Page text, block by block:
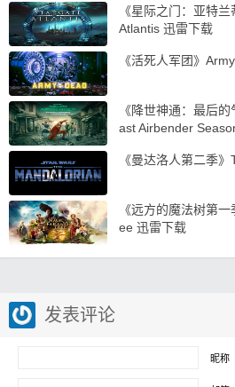
《星际之门：亚特
Atlantis 迅雷下载
《活死人军团》
《降世神通：最后
ast Airbender
《曼达洛人第二季
《远方的魔法树第
ee 迅雷下载
发表评论
昵称